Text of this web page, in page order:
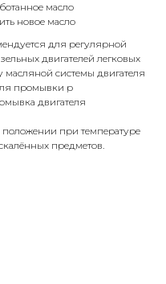
масло
новое масло
для регулярной
двигателей легковых
системы двигателя
промывки р
двигателя
при температуре
предметов.